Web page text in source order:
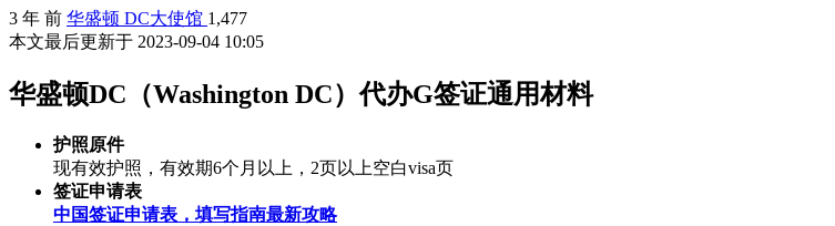
3 年 前 华盛顿 DC大使馆 1,477
本文最后更新于 2023-09-04 10:05
华盛顿DC（Washington DC）代办G签证通用材料
护照原件
现有效护照，有效期6个月以上，2页以上空白visa页
签证申请表
中国签证申请表，填写指南最新攻略